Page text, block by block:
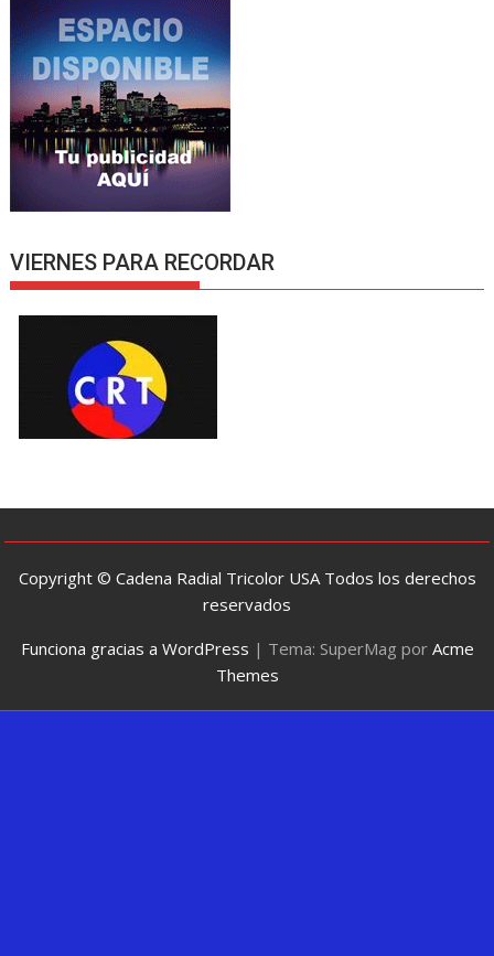
VIERNES PARA RECORDAR
Copyright © Cadena Radial Tricolor USA Todos los derechos
reservados
Funciona gracias a WordPress | Tema: SuperMag por Acme
Themes